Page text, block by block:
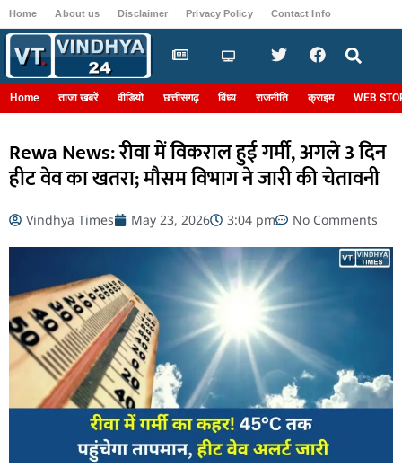
Home About us Disclaimer Privacy Policy Contact Info
Home ताजा खबरें वीडियो छत्तीसगढ़ विंध्य राजनीति क्राइम WEB
Rewa News: रीवा में विकराल हुई गर्मी, अगले 3 दिन
हीट वेव का खतरा; मौसम विभाग ने जारी की चेतावनी
Vindhya Times May 23, 2026 3:04 pm No Comments